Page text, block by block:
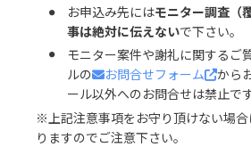
お申込み先にはモニター調査（
事は絶対に伝えないで下さい。
モニター案件や謝礼に関するご
ルの
お問合せフォーム
から
ール以外へのお問合せは禁止です
※上記注意事項をお守り頂けない場
りますのでご注意下さい。